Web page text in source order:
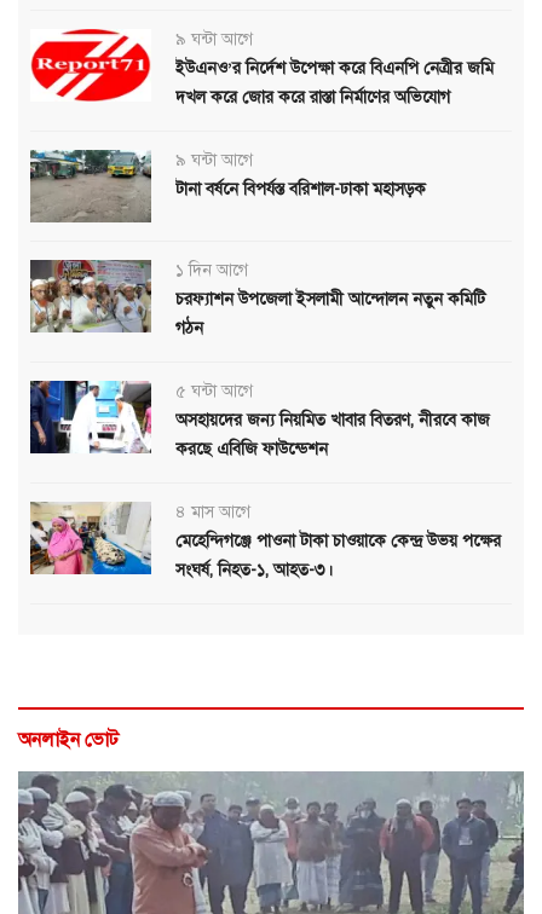
৯ ঘন্টা আগে
ইউএনও’র নির্দেশ উপেক্ষা করে বিএনপি নেত্রীর জমি
দখল করে জোর করে রাস্তা নির্মাণের অভিযোগ
৯ ঘন্টা আগে
টানা বর্ষনে বিপর্যস্ত বরিশাল-ঢাকা মহাসড়ক
১ দিন আগে
চরফ্যাশন উপজেলা ইসলামী আন্দোলন নতুন কমিটি
গঠন
৫ ঘন্টা আগে
অসহায়দের জন্য নিয়মিত খাবার বিতরণ, নীরবে কাজ
করছে এবিজি ফাউন্ডেশন
৪ মাস আগে
মেহেন্দিগঞ্জে পাওনা টাকা চাওয়াকে কেন্দ্র উভয় পক্ষের
সংঘর্ষ, নিহত-১, আহত-৩।
অনলাইন ভোট